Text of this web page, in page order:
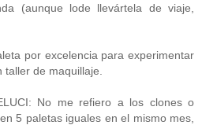
(aunque lode llevártela de viaje,
por excelencia para experimentar
de maquillaje.
No me refiero a los clones o
5 paletas iguales en el mismo mes,